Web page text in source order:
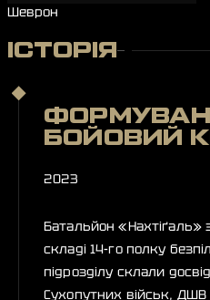
Шеврон
ІСТОРІЯ
БОЙОВИЙ
2023
Батальйон «Нахтіґаль»
складі 14-го полку
підрозділу склали
Сухопутних військ, ДШВ